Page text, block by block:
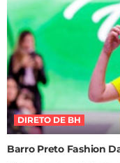
DIRETO DE BH
Barro Preto Fashion